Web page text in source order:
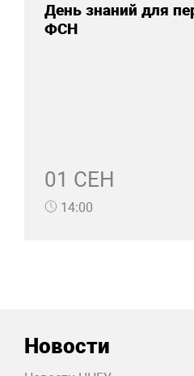
День знаний для
ФСН
01 СЕН
14:00
Новости